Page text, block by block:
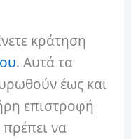
κράτηση
. Αυτά τα
έως και
επιστροφή
να